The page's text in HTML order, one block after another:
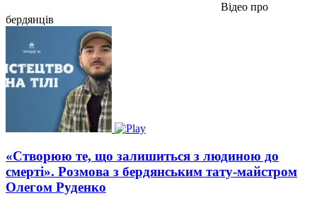
Відео про
бердянців
«Створюю те, що залишиться з людиною до
смерті». Розмова з бердянським тату-майстром
Олегом Руденко